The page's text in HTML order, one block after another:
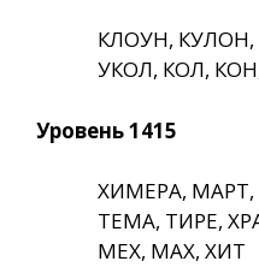
КЛОУН,
УКОЛ, КОЛ,
Уровень 1415
ХИМЕРА,
ТЕМА, ТИРЕ,
МЕХ, МАХ, ХИТ